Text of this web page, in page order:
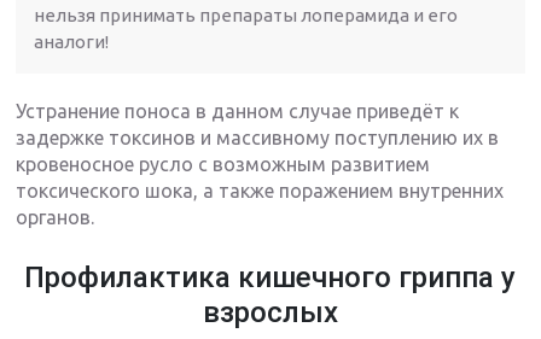
нельзя принимать препараты лоперамида и его
аналоги!
Устранение поноса в данном случае приведёт к
задержке токсинов и массивному поступлению их в
кровеносное русло с возможным развитием
токсического шока, а также поражением внутренних
органов.
Профилактика кишечного гриппа у
взрослых